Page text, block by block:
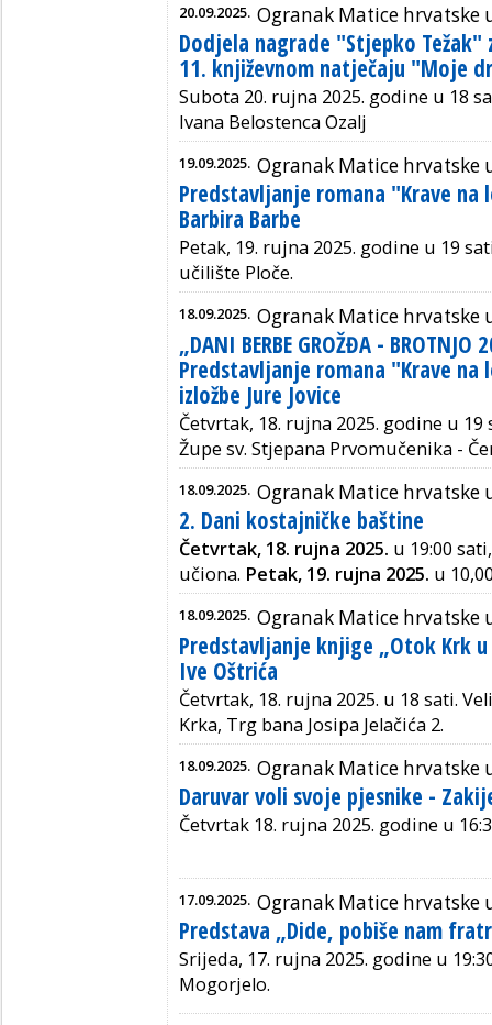
20.09.2025. Ogranak Matice hrvatske
Dodjela nagrade "Stjepko Težak"
11. književnom natječaju "Moje
Subota 20. rujna 2025. godine u 18
Ivana Belostenca Ozalj
19.09.2025. Ogranak Matice hrvatske
Predstavljanje romana "Krave
Barbira Barbe
Petak, 19. rujna 2025. godine u 19
učilište Ploče.
18.09.2025. Ogranak Matice hrvatske
„DANI BERBE GROŽĐA - BROTNJO
Predstavljanje romana "Krave
izložbe Jure Jovice
Četvrtak, 18. rujna 2025. godine u
Župe sv. Stjepana Prvomučenika -
18.09.2025. Ogranak Matice hrvatske
2. Dani kostajničke baštine
Četvrtak, 18. rujna 2025. u 19:00
učiona. Petak, 19. rujna 2025. u
18.09.2025. Ogranak Matice hrvatske
Predstavljanje knjige „Otok Krk
Ive Oštrića
Četvrtak, 18. rujna 2025. u 18 sati.
Krka, Trg bana Josipa Jelačića 2.
18.09.2025. Ogranak Matice hrvatske
Daruvar voli svoje pjesnike -
Četvrtak 18. rujna 2025. godine u
17.09.2025. Ogranak Matice hrvatske
Predstava „Dide, pobiše nam
Srijeda, 17. rujna 2025. godine u
Mogorjelo.